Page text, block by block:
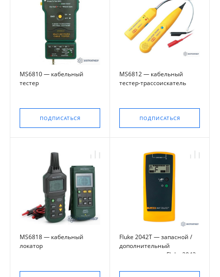
MS6810 — кабельный
тестер
ПОДПИСАТЬСЯ
MS6812 — кабельный
тестер-трассоискатель
ПОДПИСАТЬСЯ
MS6818 — кабельный
локатор
Fluke 2042T — запасной /
дополнительный
передатчик для Fluke 2042